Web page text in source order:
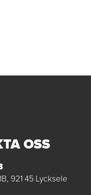
OSS
921 45 Lycksele